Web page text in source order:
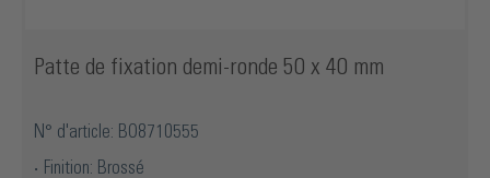
Patte de fixation demi-ronde 50 x 40 mm
N° d'article: BO8710555
Finition: Brossé